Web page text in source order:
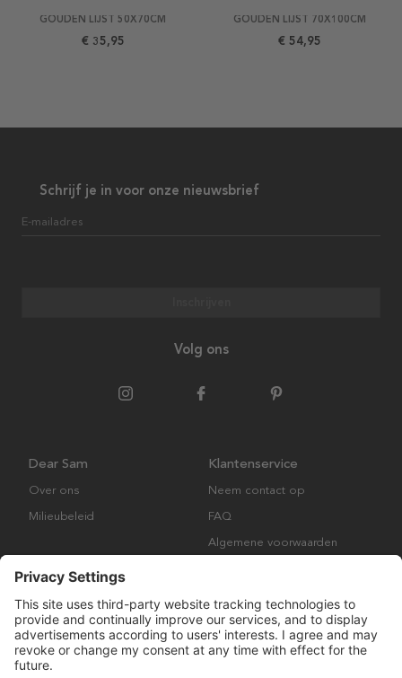
GOUDEN LIJST 50X70CM
€ 35,95
GOUDEN LIJST 70X100CM
€ 54,95
Schrijf je in voor onze nieuwsbrief
E-mailadres
Volg ons
Dear Sam
Over ons
Milieubeleid
Klantenservice
Neem contact op
FAQ
Algemene voorwaarden
Copyright © Many Brands AB 2023. Alle rechten voorbehouden.